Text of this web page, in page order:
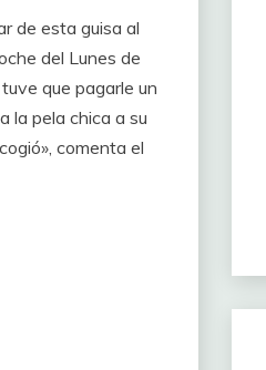
de esta guisa al
del Lunes de
que pagarle un
la pela chica a su
comenta el